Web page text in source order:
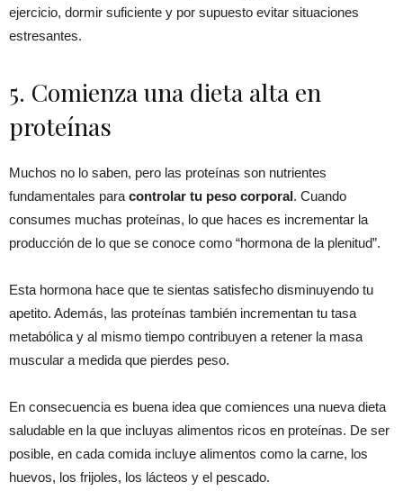
ejercicio, dormir suficiente y por supuesto evitar situaciones
estresantes.
5. Comienza una dieta alta en
proteínas
Muchos no lo saben, pero las proteínas son nutrientes
fundamentales para controlar tu peso corporal. Cuando
consumes muchas proteínas, lo que haces es incrementar la
producción de lo que se conoce como “hormona de la plenitud”.
Esta hormona hace que te sientas satisfecho disminuyendo tu
apetito. Además, las proteínas también incrementan tu tasa
metabólica y al mismo tiempo contribuyen a retener la masa
muscular a medida que pierdes peso.
En consecuencia es buena idea que comiences una nueva dieta
saludable en la que incluyas alimentos ricos en proteínas. De ser
posible, en cada comida incluye alimentos como la carne, los
huevos, los frijoles, los lácteos y el pescado.